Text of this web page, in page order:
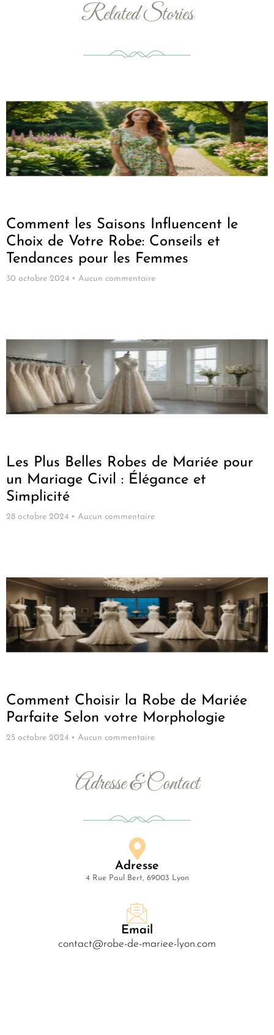
Related Stories
Comment les Saisons Influencent le
Choix de Votre Robe: Conseils et
Tendances pour les Femmes
30 octobre 2024 Aucun commentaire
Les Plus Belles Robes de Mariée pour
un Mariage Civil : Élégance et
Simplicité
28 octobre 2024 Aucun commentaire
Comment Choisir la Robe de Mariée
Parfaite Selon votre Morphologie
25 octobre 2024 Aucun commentaire
Adresse & Contact
Adresse
4 Rue Paul Bert, 69003 Lyon
Email
contact@robe-de-mariee-lyon.com